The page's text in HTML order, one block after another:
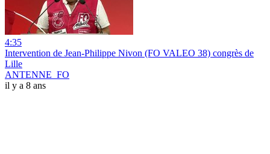
4:35
Intervention de Jean-Philippe Nivon (FO VALEO 38) congrès de
Lille
ANTENNE_FO
il y a 8 ans